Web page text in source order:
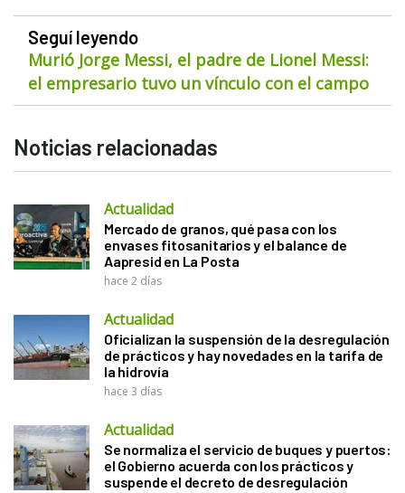
Seguí leyendo
Murió Jorge Messi, el padre de Lionel Messi:
el empresario tuvo un vínculo con el campo
Noticias relacionadas
Actualidad
Mercado de granos, qué pasa con los
envases fitosanitarios y el balance de
Aapresid en La Posta
hace 2 días
Actualidad
Oficializan la suspensión de la desregulación
de prácticos y hay novedades en la tarifa de
la hidrovía
hace 3 días
Actualidad
Se normaliza el servicio de buques y puertos:
el Gobierno acuerda con los prácticos y
suspende el decreto de desregulación